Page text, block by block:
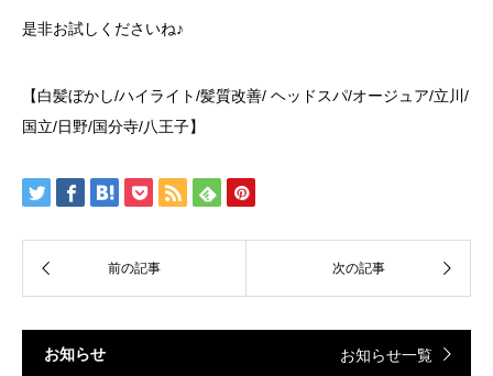
是非お試しくださいね♪
【白髪ぼかし/ハイライト/髪質改善/ ヘッドスパ/オージュア/立川/
国立/日野/国分寺/八王子】
お知らせ お知らせ一覧